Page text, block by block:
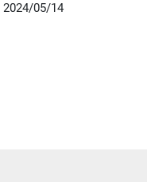
。馮將軍這位傳主，在這
2024/05/14